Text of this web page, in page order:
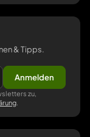
& Tipps.
Anmelden
zu,